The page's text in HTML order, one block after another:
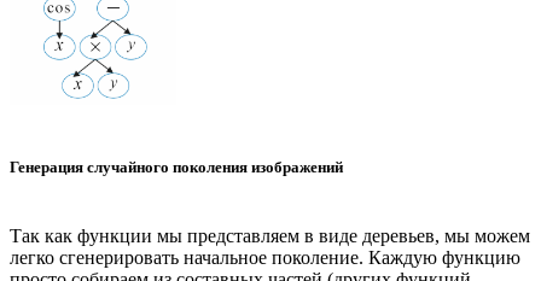
Генерация случайного поколения изображений
Так как функции мы представляем в виде деревьев, мы можем
легко сгенерировать начальное поколение. Каждую функцию